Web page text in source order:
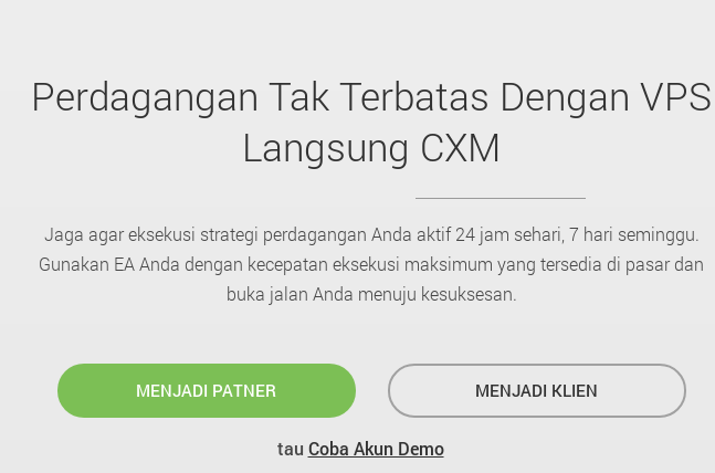
Perdagangan Tak Terbatas Dengan VPS
Langsung CXM
Jaga agar eksekusi strategi perdagangan Anda aktif 24 jam sehari, 7 hari seminggu.
Gunakan EA Anda dengan kecepatan eksekusi maksimum yang tersedia di pasar dan
buka jalan Anda menuju kesuksesan.
MENJADI PATNER MENJADI KLIEN
tau Coba Akun Demo